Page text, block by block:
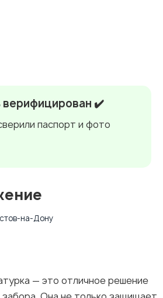
верифицирован ✔️
паспорт и фото
на-Дону
— это отличное решение